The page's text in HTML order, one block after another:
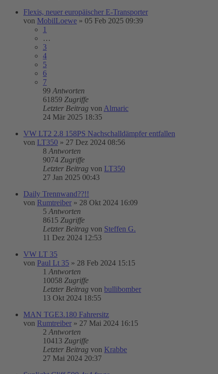
Flexis, neuer europäischer E-Transporter
von MobilLoewe » 05 Feb 2025 09:39
1
…
3
4
5
6
7
99 Antworten
61859 Zugriffe
Letzter Beitrag von Almaric
24 Mär 2025 18:35
VW LT2 2.8 158PS Nachschalldämpfer entfallen
von LT350 » 27 Dez 2024 08:56
8 Antworten
9074 Zugriffe
Letzter Beitrag von LT350
27 Jan 2025 00:43
Daily Trennwand??!!
von Rumtreiber » 28 Okt 2024 16:09
5 Antworten
8615 Zugriffe
Letzter Beitrag von Steffen G.
11 Dez 2024 12:53
VW LT 35
von Paul Lt 35 » 28 Feb 2024 15:15
1 Antworten
10058 Zugriffe
Letzter Beitrag von bullibomber
13 Okt 2024 18:55
MAN TGE3.180 Fahrersitz
von Rumtreiber » 27 Mai 2024 16:15
2 Antworten
10413 Zugriffe
Letzter Beitrag von Krabbe
27 Mai 2024 20:37